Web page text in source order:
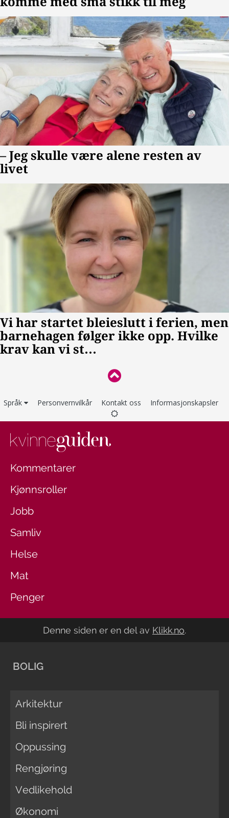
Språk Personvernvilkår Kontakt oss Informasjonskapsler
Kommentarer
Kjønnsroller
Jobb
Samliv
Helse
Mat
Penger
Denne siden er en del av Klikk.no.
BOLIG
Arkitektur
Bli inspirert
Oppussing
Rengjøring
Vedlikehold
Økonomi